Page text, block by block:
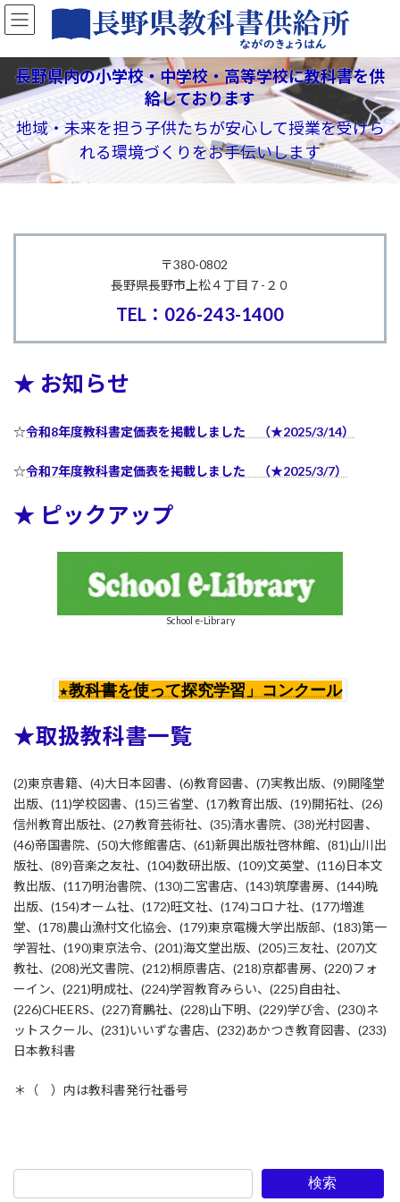
コ
ン
ン
へ
ス
キ
ッ
プ
ナ
ビ
ー
ョ
ン
に
移
動
長野県内の小学校・中学校・高等学校に教科書を供
給しております
地域・未来を担う子供たちが安心して授業を受けら
れる環境づくりをお手伝いします
〒380-0802
長野県長野市上松４丁目７-２０
TEL：026-243-1400
★ お知らせ
☆令和8年度教科書定価表を掲載しました （★2025/3/14）
☆令和7年度教科書定価表を掲載しました （★2025/3/7）
★ ピックアップ
School e-Library
★教科書を使って探究学習」コンクール
★取扱教科書一覧
(2)東京書籍、(4)大日本図書、(6)教育図書、(7)実教出版、(9)開隆堂
出版、(11)学校図書、(15)三省堂、(17)教育出版、(19)開拓社、(26)
信州教育出版社、(27)教育芸術社、(35)清水書院、(38)光村図書、
(46)帝国書院、(50)大修館書店、(61)新興出版社啓林館、(81)山川出
版社、(89)音楽之友社、(104)数研出版、(109)文英堂、(116)日本文
教出版、(117)明治書院、(130)二宮書店、(143)筑摩書房、(144)暁
出版、(154)オーム社、(172)旺文社、(174)コロナ社、(177)増進
堂、(178)農山漁村文化協会、(179)東京電機大学出版部、(183)第一
学習社、(190)東京法令、(201)海文堂出版、(205)三友社、(207)文
教社、(208)光文書院、(212)桐原書店、(218)京都書房、(220)フォ
ーイン、(221)明成社、(224)学習教育みらい、(225)自由社、
(226)CHEERS、(227)育鵬社、(228)山下明、(229)学び舎、(230)ネ
ットスクール、(231)いいずな書店、(232)あかつき教育図書、(233)
日本教科書
＊（ ）内は教科書発行社番号
検索